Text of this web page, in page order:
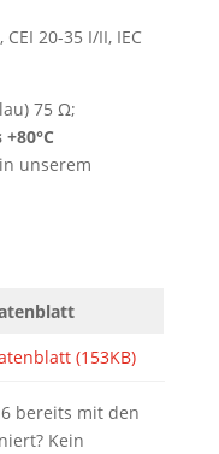
20-35 I/II, IEC
75 Ω;
unserem
(153KB)
bereits mit den
Kein